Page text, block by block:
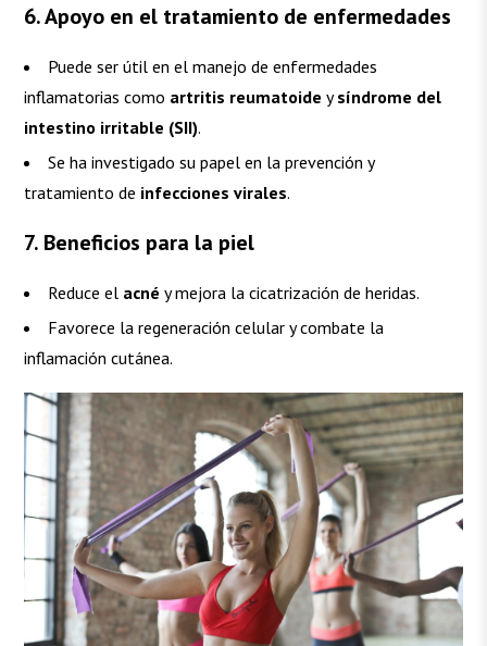
6. Apoyo en el tratamiento de enfermedades
Puede ser útil en el manejo de enfermedades
inflamatorias como artritis reumatoide ysíndrome del
intestino irritable (SII).
Se ha investigado su papel en la prevención y
tratamiento de infecciones virales.
7. Beneficios para la piel
Reduce el acné y mejora la cicatrización de heridas.
Favorece la regeneración celular y combate la
inflamación cutánea.